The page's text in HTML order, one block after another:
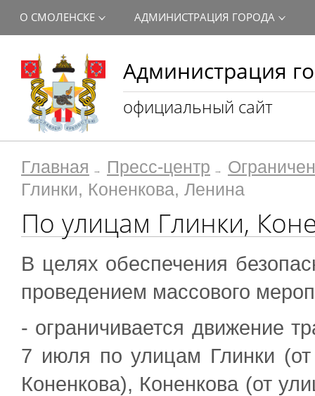
Администрация
официальный сайт
О СМОЛЕНСКЕ АДМИНИСТРАЦИЯ ГОРОДА
Главная Пресс-центр
Глинки, Коненкова, Ленина
По улицам Глинки,
В целях обеспечения
проведением массового
- ограничивается движение
7 июля по улицам Глинки
Коненкова), Коненкова (от